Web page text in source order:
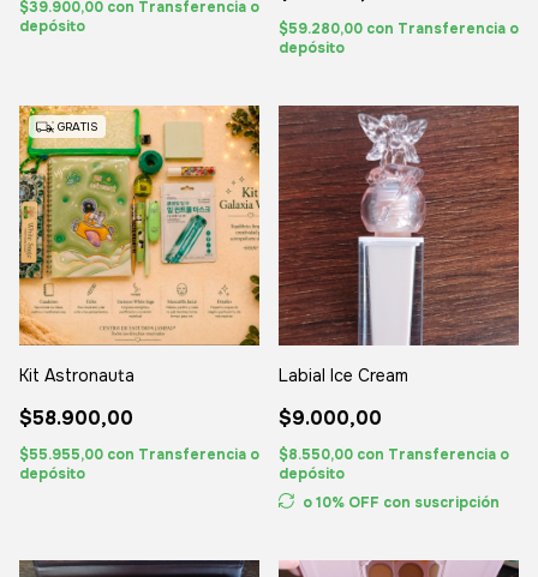
$39.900,00 con Transferencia o
depósito
$59.280,00 con Transferencia o
depósito
GRATIS
Kit Astronauta
$58.900,00
$55.955,00 con Transferencia o
depósito
Labial Ice Cream
$9.000,00
$8.550,00 con Transferencia o
depósito
o 10% OFF con suscripción